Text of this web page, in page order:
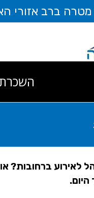
אזורי הארץ...
לאירוע